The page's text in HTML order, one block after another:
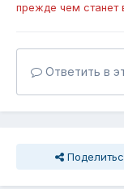
прежде чем станет
Ответить в